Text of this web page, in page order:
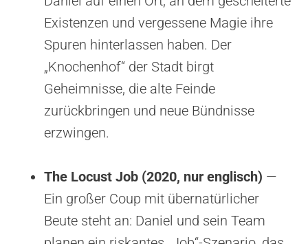
Existenzen und vergessene Magie ihre
Spuren hinterlassen haben. Der
„Knochenhof“ der Stadt birgt
Geheimnisse, die alte Feinde
zurückbringen und neue Bündnisse
erzwingen.
The Locust Job (2020, nur englisch) —
Ein großer Coup mit übernatürlicher
Beute steht an: Daniel und sein Team